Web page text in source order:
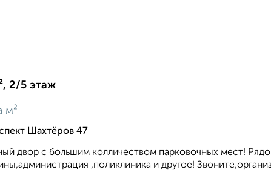
2/5 этаж
м²
Шахтёров 47
двор с большим колличеством парковочных мест!
,поликлиника и другое!